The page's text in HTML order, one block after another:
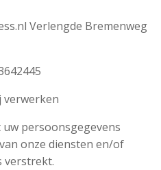
Verlengde Bremenweg
verwerken
persoonsgegevens
onze diensten en/of
verstrekt.